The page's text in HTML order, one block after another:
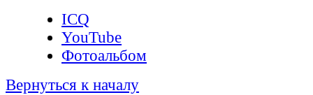
ICQ
YouTube
Фотоальбом
Вернуться к началу